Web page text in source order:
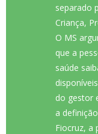
separado
Criança,
O MS
que a
saúde
do gestor
a
Fiocruz, a